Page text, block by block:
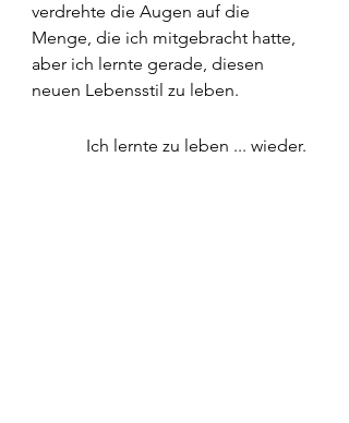
verdrehte die Augen auf die
Menge, die ich mitgebracht hatte,
aber ich lernte gerade, diesen
neuen Lebensstil zu leben.
	Ich lernte zu leben ... wieder.